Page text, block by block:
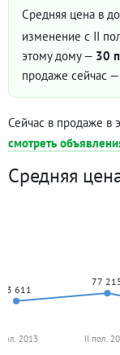
Средняя цена в
изменение с II
этому дому — 30
продаже сейчас —
Сейчас в продаже в
смотреть
Средняя
73 611
77
2013 II пол.